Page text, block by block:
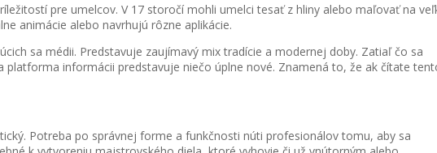
pre umelcov. V 17 storočí mohli umelci tesať z hliny alebo maľovať na
animácie alebo navrhujú rôzne aplikácie.
sa médii. Predstavuje zaujímavý mix tradície a modernej doby. Zatiaľ čo sa
platforma informácii predstavuje niečo úplne nové. Znamená to, že ak čítate
Potreba po správnej forme a funkčnosti núti profesionálov tomu, aby sa